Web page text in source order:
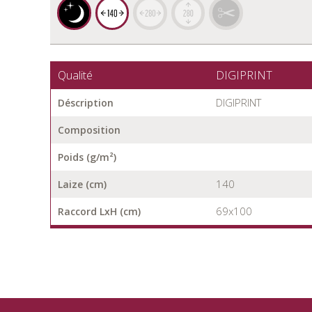
Qualité DIGIPRINT
Déscription DIGIPRINT
Composition
Poids (g/m²)
Laize (cm) 140
Raccord LxH (cm) 69x100